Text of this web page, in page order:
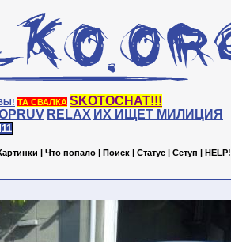
ТА СВАЛКА SKOTOCHAT!!!
RELAX ИХ ИЩЕТ МИЛИЦИЯ
| Что попало | Поиск | Статус | Сетуп | HELP!